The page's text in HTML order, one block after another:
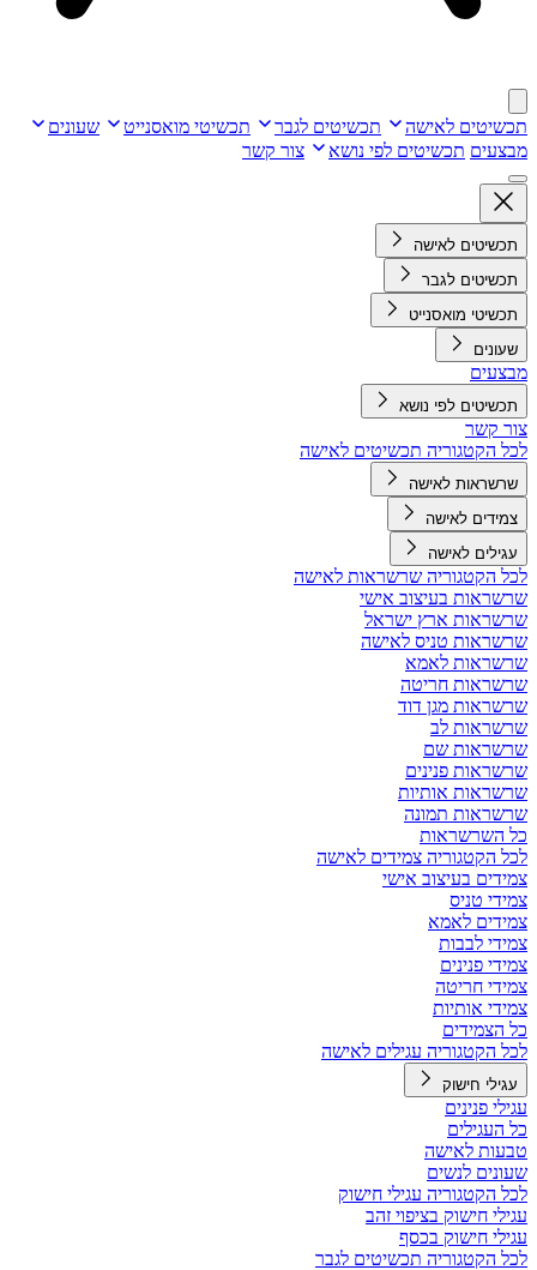
תכשיטים לאישה תכשיטים לגבר תכשיטי מואסנייט
שעונים
מבצעים תכשיטים לפי נושא צור קשר
תכשיטים לאישה
תכשיטים לגבר
תכשיטי מואסנייט
שעונים
מבצעים
תכשיטים לפי נושא
צור קשר
לכל הקטגוריה תכשיטים לאישה
שרשראות לאישה
צמידים לאישה
עגילים לאישה
לכל הקטגוריה שרשראות לאישה
שרשראות בעיצוב אישי
שרשראות ארץ ישראל
שרשראות טניס לאישה
שרשראות לאמא
שרשראות חריטה
שרשראות מגן דוד
שרשראות לב
שרשראות שם
שרשראות פנינים
שרשראות אותיות
שרשראות תמונה
כל השרשראות
לכל הקטגוריה צמידים לאישה
צמידים בעיצוב אישי
צמידי טניס
צמידים לאמא
צמידי לבבות
צמידי פנינים
צמידי חריטה
צמידי אותיות
כל הצמידים
לכל הקטגוריה עגילים לאישה
עגילי חישוק
עגילי פנינים
כל העגילים
טבעות לאישה
שעונים לנשים
לכל הקטגוריה עגילי חישוק
עגילי חישוק בציפוי זהב
עגילי חישוק בכסף
לכל הקטגוריה תכשיטים לגבר